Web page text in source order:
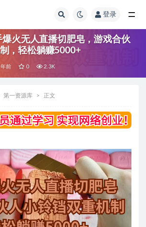
登录
爆火无人直播切肥皂，游戏合伙
，轻松躺赚5000+
前 0 2.3K
第一资源库 正文